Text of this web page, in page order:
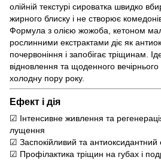
олійній текстурі сироватка швидко
жирного блиску і не створює
Формула з олією жожоба, кетоном
рослинними екстрактами діє як
почервоніння і запобігає тріщинам.
відновлення та щоденного
холодну пору року.
Ефект і дія
☑ Інтенсивне живлення та
лущення
☑ Заспокійливий та антиоксидантний
☑ Профілактика тріщин на губах і